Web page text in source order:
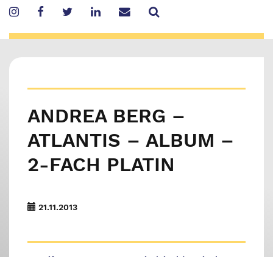
content
ANDREA BERG –
ATLANTIS – ALBUM –
2-FACH PLATIN
21.11.2013